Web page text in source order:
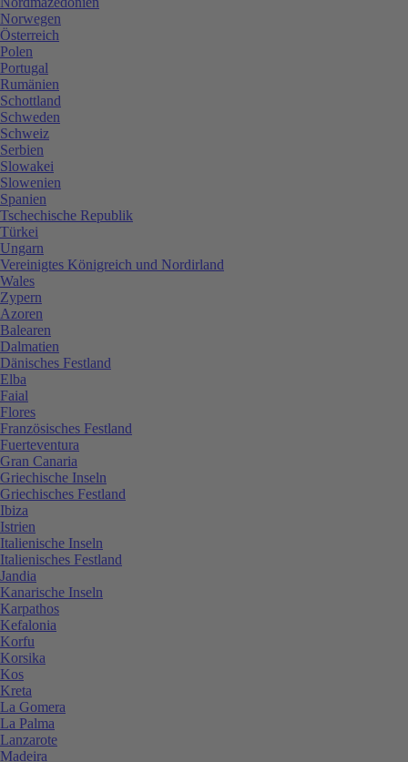
Norwegen
Österreich
Polen
Portugal
Rumänien
Schottland
Schweden
Schweiz
Serbien
Slowakei
Slowenien
Spanien
Tschechische Republik
Türkei
Ungarn
Vereinigtes Königreich und Nordirland
Wales
Zypern
Azoren
Balearen
Dalmatien
Dänisches Festland
Elba
Faial
Flores
Französisches Festland
Fuerteventura
Gran Canaria
Griechische Inseln
Griechisches Festland
Ibiza
Istrien
Italienische Inseln
Italienisches Festland
Jandia
Kanarische Inseln
Karpathos
Kefalonia
Korfu
Korsika
Kos
Kreta
La Gomera
La Palma
Lanzarote
Madeira